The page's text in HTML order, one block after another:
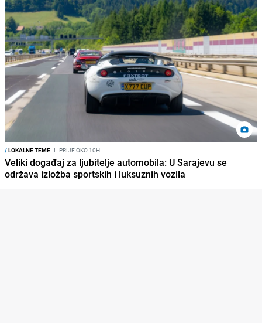
/LOKALNE TEME I PRIJE OKO 10H
Veliki događaj za ljubitelje automobila: U Sarajevu se
održava izložba sportskih i luksuznih vozila